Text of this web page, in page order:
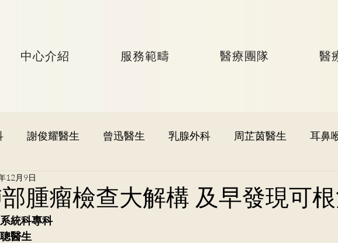
中心介紹 服務範疇 醫療團隊 醫
謝俊耀醫生 曾迅醫生 乳腺外科 周芷茵醫生 耳鼻
潔華醫生
神經外科
腫瘤檢查大解構 及早發現可
12月9日
統科專科
醫生